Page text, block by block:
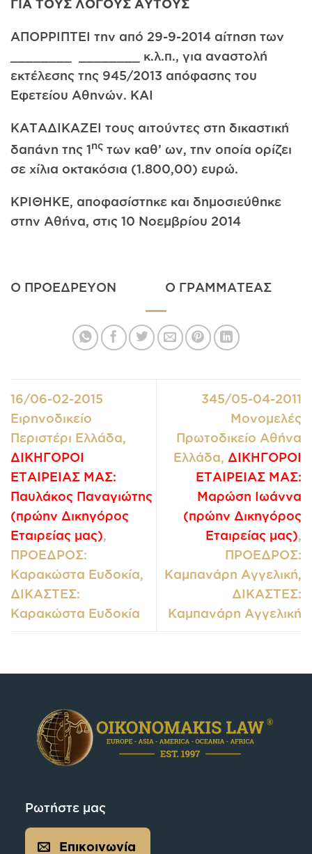
ΓΙΑ ΤΟΥΣ ΛΟΓΟΥΣ ΑΥΤΟΥΣ
ΑΠΟΡΡΙΠΤΕΙ την από 29-9-2014 αίτηση των
________ ________ κ.λ.π., για αναστολή
εκτέλεσης της 945/2013 απόφασης του
Εφετείου Αθηνών. ΚΑΙ
ΚΑΤΑΔΙΚΑΖΕΙ τους αιτούντες στη δικαστική
δαπάνη της 1ης των καθ’ ων, την οποία ορίζει
σε χίλια οκτακόσια (1.800,00) ευρώ.
ΚΡΙΘΗΚΕ, αποφασίστηκε και δημοσιεύθηκε
στην Αθήνα, στις 10 Νοεμβρίου 2014
Ο ΠΡΟΕΔΡΕΥΟΝ Ο ΓΡΑΜΜΑΤΕΑΣ
16/06-02-2015
Ειρηνοδικείο
Περιστέρι Ελλάδα,
ΔΙΚΗΓΟΡΟΙ
ΕΤΑΙΡΕΙΑΣ ΜΑΣ:
Παυλάκος Παναγιώτης
(πρώην Δικηγόρος
Εταιρείας μας)
ΠΡΟΕΔΡΟΣ:
Καρακώστα Ευδοκία,
ΔΙΚΑΣΤΕΣ:
Καρακώστα Ευδοκία
345/05-04-2011
Μονομελές
Πρωτοδικείο Αθήνα
Ελλάδα, ΔΙΚΗΓΟΡΟΙ
ΕΤΑΙΡΕΙΑΣ ΜΑΣ:
Μαρώση Ιωάννα
(πρώην Δικηγόρος
Εταιρείας μας)
ΠΡΟΕΔΡΟΣ:
Καμπανάρη Αγγελική,
ΔΙΚΑΣΤΕΣ:
Καμπανάρη Αγγελική
Ρωτήστε μας
Επικοινωνία